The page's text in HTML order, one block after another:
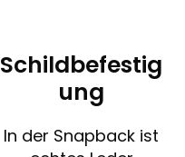
Schildbefestig
ung
In der Snapback ist